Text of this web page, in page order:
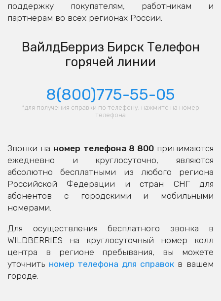
поддержку покупателям, работникам и
партнерам во всех регионах России.
ВайлдБерриз Бирск Телефон
горячей линии
8(800)775-55-05
*для получения справки по телефону, нажмите на номер
телефона
Звонки на номер телефона 8 800принимаются
ежедневно и круглосуточно, являются
абсолютно бесплатными из любого региона
Российской Федерации и стран СНГ для
абонентов с городскими и мобильными
номерами.
Для осуществления бесплатного звонка в
WILDBERRIES на круглосуточный номер колл
центра в регионе пребывания, вы можете
уточнить номер телефона для справокв вашем
городе.